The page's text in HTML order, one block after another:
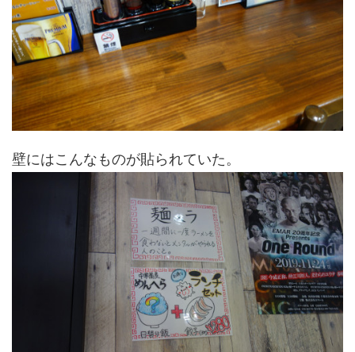
壁にはこんなものが貼られていた。